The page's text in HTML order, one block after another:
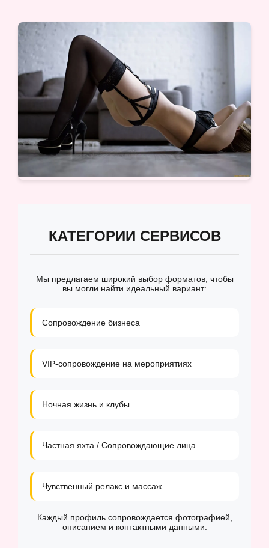
КАТЕГОРИИ СЕРВИСОВ
Мы предлагаем широкий выбор форматов, чтобы
вы могли найти идеальный вариант:
Сопровождение бизнеса
VIP-сопровождение на мероприятиях
Ночная жизнь и клубы
Частная яхта / Сопровождающие лица
Чувственный релакс и массаж
Каждый профиль сопровождается фотографией,
описанием и контактными данными.